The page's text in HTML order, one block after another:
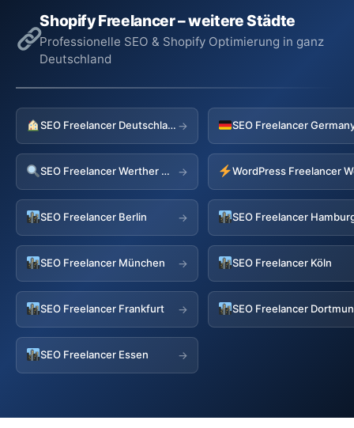
Shopify Freelancer – weitere Städte
Professionelle SEO & Shopify Optimierung in ganz
Deutschland
SEO Freelancer Deutschland →
SEO Freelancer Werther Westf →
SEO Freelancer Berlin → SEO Freelancer
SEO Freelancer München → SEO Freelancer Köln
SEO Freelancer Frankfurt → SEO Freelancer
SEO Freelancer Essen →